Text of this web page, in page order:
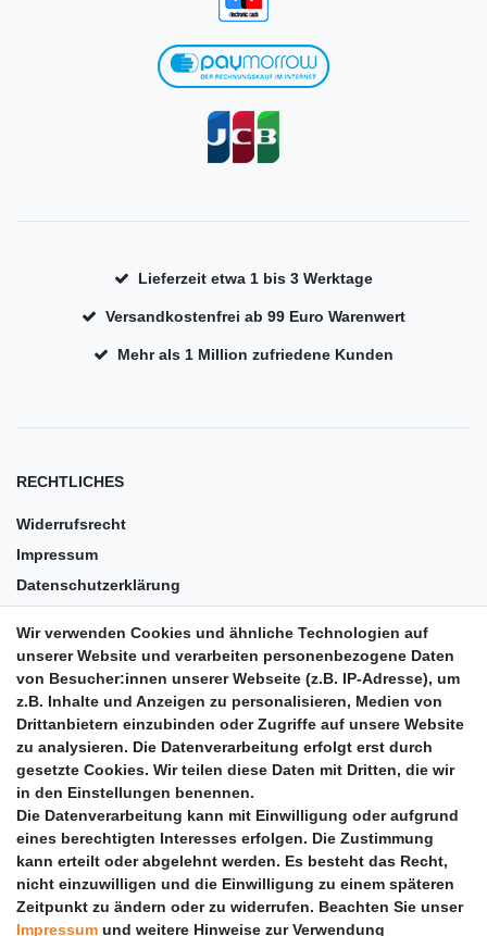
Lieferzeit etwa 1 bis 3 Werktage
Versandkostenfrei ab 99 Euro Warenwert
Mehr als 1 Million zufriedene Kunden
RECHTLICHES
Widerrufsrecht
Impressum
Datenschutzerklärung
Barrierefreiheit
Anleitungen
Vertrag widerrufen
PARTNER
DHL
GLS
PaketPLUS
Wir verwenden Cookies und ähnliche Technologien auf
unserer Website und verarbeiten personenbezogene Daten
von Besucher:innen unserer Webseite (z.B. IP-Adresse), um
z.B. Inhalte und Anzeigen zu personalisieren, Medien von
Drittanbietern einzubinden oder Zugriffe auf unsere Website
zu analysieren. Die Datenverarbeitung erfolgt erst durch
gesetzte Cookies. Wir teilen diese Daten mit Dritten, die wir
in den Einstellungen benennen.
Die Datenverarbeitung kann mit Einwilligung oder aufgrund
eines berechtigten Interesses erfolgen. Die Zustimmung
kann erteilt oder abgelehnt werden. Es besteht das Recht,
nicht einzuwilligen und die Einwilligung zu einem späteren
Zeitpunkt zu ändern oder zu widerrufen. Beachten Sie unser
Impressum und weitere Hinweise zur Verwendung